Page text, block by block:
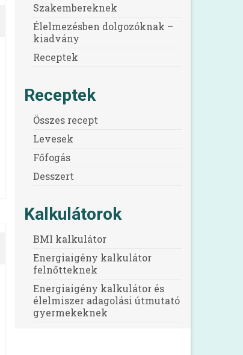
Szakembereknek
Élelmezésben dolgozóknak –
kiadvány
Receptek
Receptek
Összes recept
Levesek
Főfogás
Desszert
Kalkulátorok
BMI kalkulátor
Energiaigény kalkulátor
felnőtteknek
Energiaigény kalkulátor és
élelmiszer adagolási útmutató
gyermekeknek